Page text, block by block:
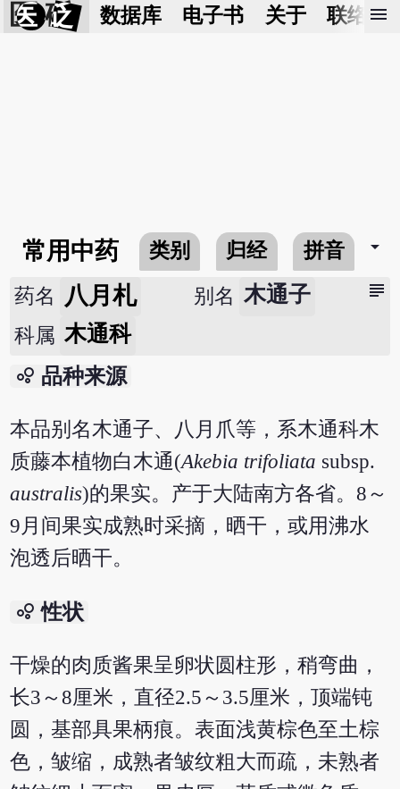
医 砭 数据库 电子书 关于 联络我
menu
常用中药 类别 归经 拼音 arrow_drop_down
subject
药名 八月札 别名 木通子
科属 木通科
bubble_chart 品种来源
本品别名木通子、八月爪等，系木通科木
质藤本植物白木通(Akebia trifoliata subsp.
australis)的果实。产于大陆南方各省。8～
9月间果实成熟时采摘，晒干，或用沸水
泡透后晒干。
bubble_chart 性状
干燥的肉质酱果呈卵状圆柱形，稍弯曲，
长3～8厘米，直径2.5～3.5厘米，顶端钝
圆，基部具果柄痕。表面浅黄棕色至土棕
色，皱缩，成熟者皱纹粗大而疏，未熟者